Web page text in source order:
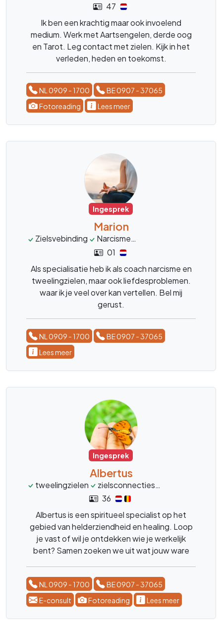
47
Ik ben een krachtig maar ook invoelend
medium. Werk met Aartsengelen, derde oog
en Tarot. Leg contact met zielen. Kijk in het
verleden, heden en toekomst.
NL 0909 - 1700
BE 0907 - 37065
Fotoreading
Lees meer
Ingesprek
Marion
Zielsvebinding Narcisme
01
Als specialisatie heb ik als coach narcisme en
tweelingzielen, maar ook liefdesproblemen.
waar ik je veel over kan vertellen. Bel mij
gerust.
NL 0909 - 1700
BE 0907 - 37065
Lees meer
Ingesprek
Albertus
tweelingzielen zielsconnecties
36
Albertus is een spiritueel specialist op het
gebied van helderziendheid en healing. Loop
je vast of wil je ontdekken wie je werkelijk
bent? Samen zoeken we uit wat jouw ware
toekomst. Dankzij zijn zuivere gaven en
energetische healing krijg je de helderheid en
kracht die je nodig hebt.
NL 0909 - 1700
BE 0907 - 37065
E-consult
Fotoreading Lees meer